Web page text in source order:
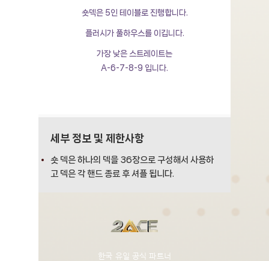
숏덱은 5인 테이블로 진행합니다.
플러시가 풀하우스를 이깁니다.
가장 낮은 스트레이트는
A-6-7-8-9 입니다.
세부 정보 및 제한사항
숏 덱은 하나의 덱을 36장으로 구성해서 사용하
고 덱은 각 핸드 종료 후 셔플 됩니다.
​한국 유일 공식 파트너